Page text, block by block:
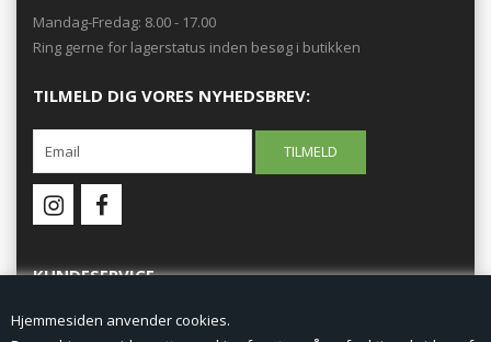
Hjemmesiden anvender cookies.
Mandag-Fredag: 8.00 - 17.00
Ring gerne for lagerstatus inden besøg i butikken
TILMELD DIG VORES NYHEDSBREV:
KUNDESERVICE